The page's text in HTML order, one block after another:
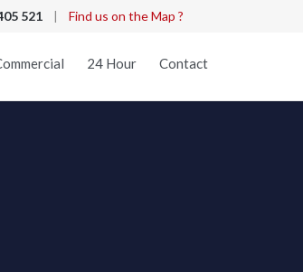
521 | Find us on the Map ?
content
24 Hour Contact